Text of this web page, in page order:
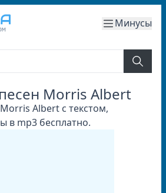
Минусы
Morris Albert
Albert с текстом,
в mp3 бесплатно.